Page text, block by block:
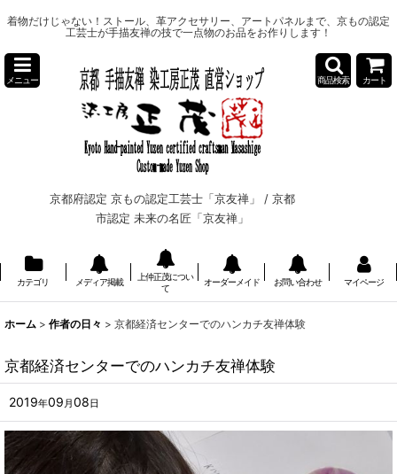
着物だけじゃない！ストール、革アクセサリー、アートパネルまで、京もの認定
工芸士が手描友禅の技で一点物のお品をお作りします！
メニュー
京都府認定 京もの認定工芸士「京友禅」 / 京都
市認定 未来の名匠「京友禅」
商品検索 カート
カテゴリ メディア掲載
上仲正茂につい
て
オーダーメイド お問い合わせ マイページ
ホーム > 作者の日々 > 京都経済センターでのハンカチ友禅体験
京都経済センターでのハンカチ友禅体験
2019年09 月08日